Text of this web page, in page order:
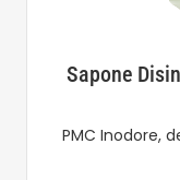
Sapone
PMC Inodore,